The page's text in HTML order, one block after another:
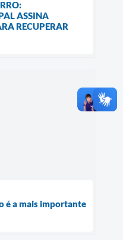
ASSINA
RECUPERAR
é a mais importante